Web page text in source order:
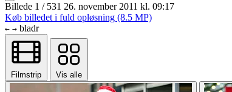
Billede 1 / 531 26. november 2011 kl. 09:17
Køb billedet i fuld opløsning (8.5 MP)
← → bladr
Filmstrip Vis alle